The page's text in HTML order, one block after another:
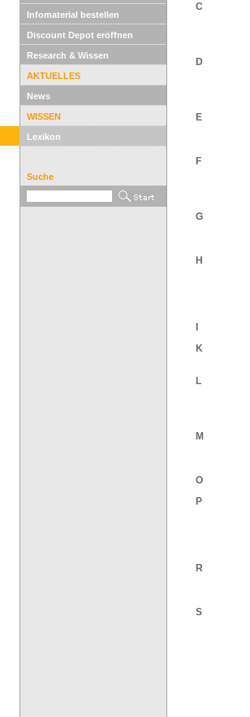
Infomaterial bestellen
Discount Depot eröffnen
Research & Wissen
AKTUELLES
News
WISSEN
Lexikon
Suche
C
D
E
F
G
H
K
L
M
O
P
R
S